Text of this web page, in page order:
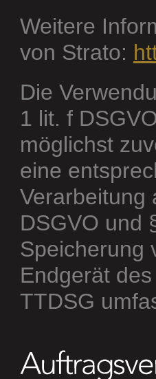
Weitere
von Strato:
Die
1 lit. f
möglichst
eine
Verarbeitung
DSGVO und
Speicherung
Endgerät
TTDSG